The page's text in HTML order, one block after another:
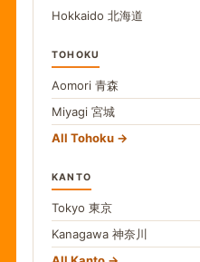
Hokkaido 北海道
TOHOKU
Aomori 青森
Miyagi 宮城
All Tohoku
KANTO
Tokyo 東京
Kanagawa 神奈川